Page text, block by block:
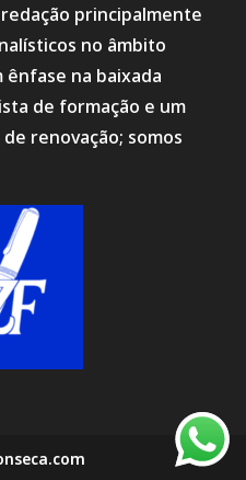
principalmente
no âmbito
ênfase na baixada
de formação e um
renovação; somos